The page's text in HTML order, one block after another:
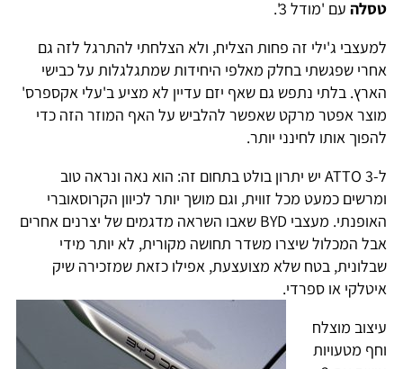
טסלה עם 'מודל 3'.
למעצבי ג'ילי זה פחות הצליח, ולא הצלחתי להתרגל לזה גם
אחרי שפגשתי בחלק מאלפי היחידות שמתגלגלות על כבישי
הארץ. בלתי נתפש גם שאף יזם עדיין לא מציע ב'עלי אקספרס'
מוצר אפטר מרקט שאפשר להלביש על האף המוזר הזה כדי
להפוך אותו לחינני יותר.
ל-ATTO 3 יש יתרון בולט בתחום זה: הוא נאה ונראה טוב
ומרשים כמעט מכל זווית, וגם מושך יותר לכיוון הקרוסאוברי
האופנתי. מעצבי BYD שאבו השראה מדגמים של יצרנים אחרים
אבל המכלול שיצרו משדר תחושה מקורית, לא יותר מידי
שבלונית, בטח שלא מצועצעת, אפילו כזאת שמזכירה שיק
איטלקי או ספרדי.
עיצוב מוצלח
וחף מטעויות